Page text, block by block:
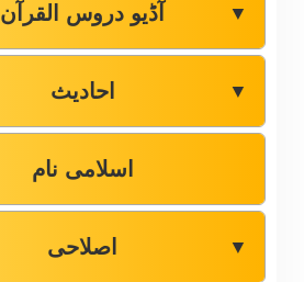
آڈیو دروس القرآن ▼
احادیث ▼
اسلامی نام
اصلاحی ▼